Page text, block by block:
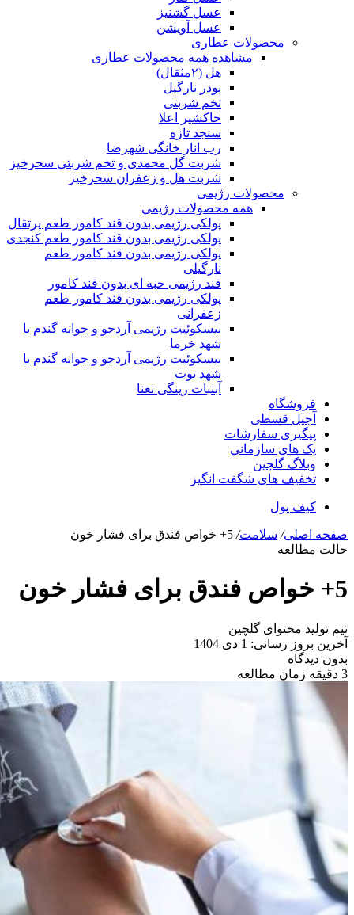
عسل گشنیز
عسل آویشن
محصولات عطاری
مشاهده همه محصولات عطاری
هل (۲مثقال)
پودر نارگیل
تخم شربتی
خاکشیر اعلا
سنجد تازه
رب انار خانگی شهرضا
شربت گل محمدی و تخم شربتی سحرخیز
شربت هل و زعفران سحرخیز
محصولات رژیمی
همه محصولات رژیمی
پولکی رژیمی بدون قند کامور طعم پرتقال
پولکی رژیمی بدون قند کامور طعم کنجدی
پولکی رژیمی بدون قند کامور طعم
نارگیلی
قند رژیمی حبه ای بدون قند کامور
پولکی رژیمی بدون قند کامور طعم
زعفرانی
بيسکوئيت رژیمی آردجو و جوانه گندم با
شهد خرما
بيسکوئيت رژیمی آردجو و جوانه گندم با
شهد توت
آبنبات رینگی نعنا
فروشگاه
آجیل قسطی
پیگیری سفارشات
پک های سازمانی
وبلاگ گلچین
تخفیف های شگفت انگیز
کیف پول
صفحه اصلی/ سلامت/ 5+ خواص فندق برای فشار خون
حالت مطالعه
5+ خواص فندق برای فشار خون
تیم تولید محتوای گلچین
آخرین بروز رسانی: 1 دی 1404
بدون دیدگاه
3 دقیقه زمان مطالعه